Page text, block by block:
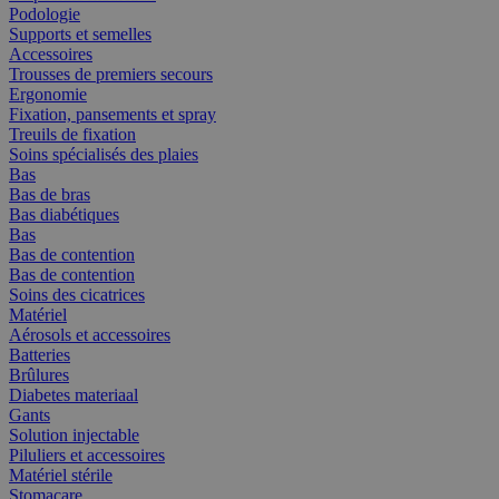
Podologie
Supports et semelles
Accessoires
Trousses de premiers secours
Ergonomie
Fixation, pansements et spray
Treuils de fixation
Soins spécialisés des plaies
Bas
Bas de bras
Bas diabétiques
Bas
Bas de contention
Bas de contention
Soins des cicatrices
Matériel
Aérosols et accessoires
Batteries
Brûlures
Diabetes materiaal
Gants
Solution injectable
Piluliers et accessoires
Matériel stérile